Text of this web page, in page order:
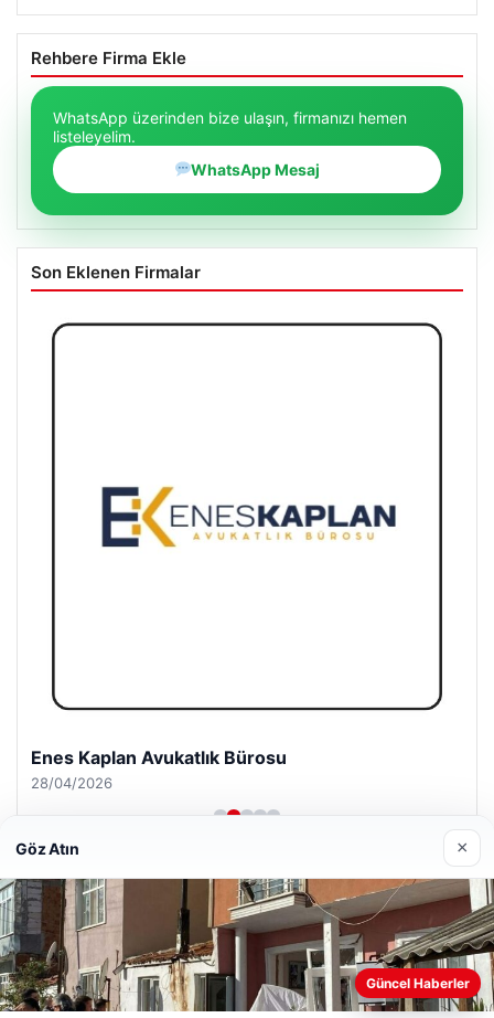
Rehbere Firma Ekle
WhatsApp üzerinden bize ulaşın, firmanızı hemen
listeleyelim.
WhatsApp Mesaj
Son Eklenen Firmalar
Enes Kaplan Avukatlık Bürosu
28/04/2026
© 2026 Antalya – Güncel Haberler
Web sitemizi nasıl kullandığınızı daha iyi anlayabilmek,
deneyiminizi kişiselleştirmek ve geliştirmek amacıyla çerezler
Göz Atın ×
Güncel Haberler
lemagrup.com.tr